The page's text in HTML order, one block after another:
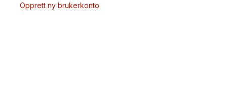
Opprett ny brukerkonto